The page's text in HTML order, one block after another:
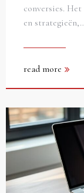
conversies.
en
read more